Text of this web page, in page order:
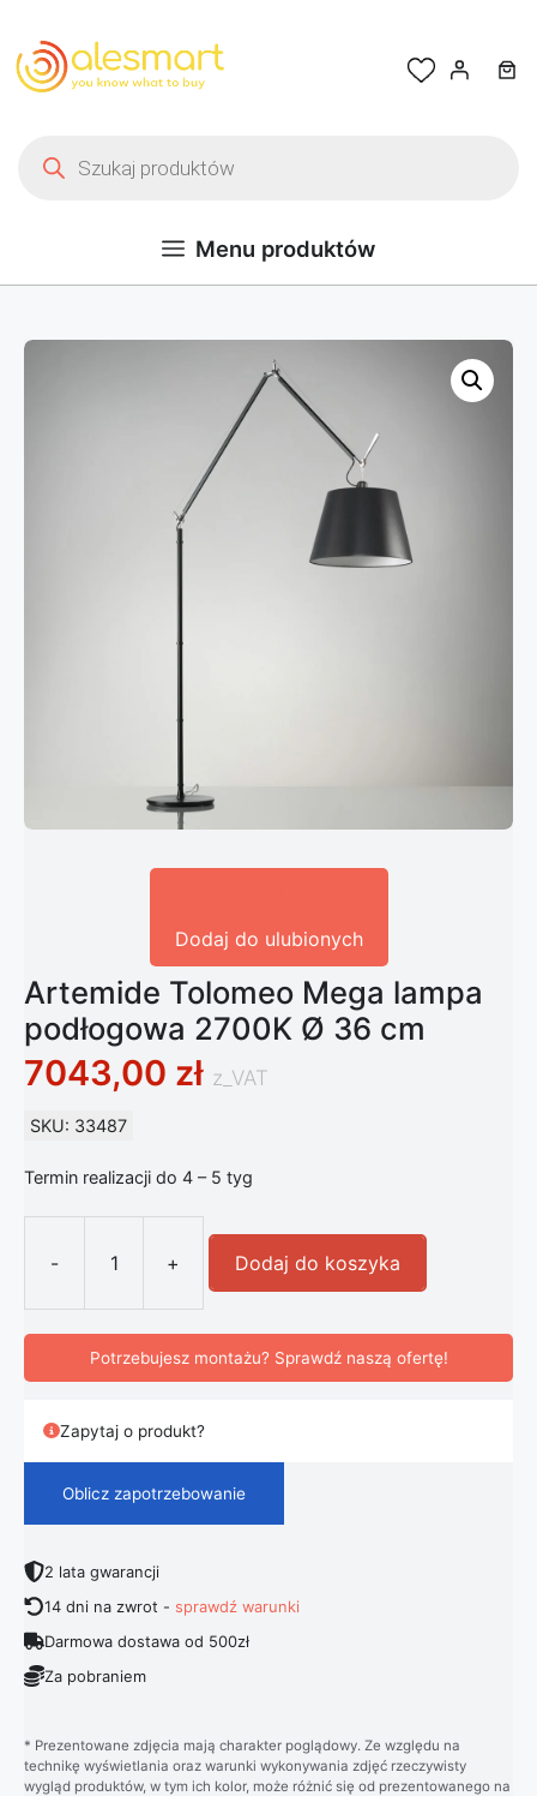
Menu produktów
Dodaj do ulubionych
Artemide Tolomeo Mega lampa
podłogowa 2700K Ø 36 cm
7043,00 zł z_VAT
SKU: 33487
Termin realizacji do 4 – 5 tyg
-
ilość Artemide Tolomeo Mega
+ Dodaj do koszyka
Potrzebujesz montażu? Sprawdź naszą ofertę!
Zapytaj o produkt?
Oblicz zapotrzebowanie
2 lata gwarancji
14 dni na zwrot -sprawdź warunki
Darmowa dostawa od 500zł
Za pobraniem
* Prezentowane zdjęcia mają charakter poglądowy. Ze względu na
technikę wyświetlania oraz warunki wykonywania zdjęć rzeczywisty
wygląd produktów, w tym ich kolor, może różnić się od prezentowanego na